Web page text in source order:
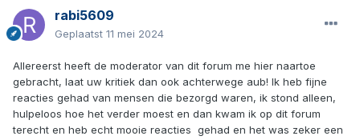
rabi5609
Geplaatst 11 mei 2024
Allereerst heeft de moderator van dit forum me hier naartoe
gebracht, laat uw kritiek dan ook achterwege aub! Ik heb fijne
reacties gehad van mensen die bezorgd waren, ik stond alleen,
hulpeloos hoe het verder moest en dan kwam ik op dit forum
terecht en heb echt mooie reacties gehad en het was zeker een